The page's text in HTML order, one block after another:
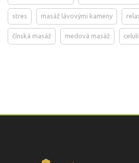
stres masáž lávovými kameny
čínská masáž medová masáž